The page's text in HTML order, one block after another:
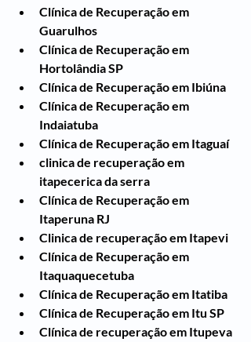
Clínica de Recuperação em
Guarulhos
Clínica de Recuperação em
Hortolândia SP
Clínica de Recuperação em Ibiúna
Clínica de Recuperação em
Indaiatuba
Clínica de Recuperação em Itaguaí
clinica de recuperação em
itapecerica da serra
Clínica de Recuperação em
Itaperuna RJ
Clinica de recuperação em Itapevi
Clínica de Recuperação em
Itaquaquecetuba
Clínica de Recuperação em Itatiba
Clínica de Recuperação em Itu SP
Clínica de recuperação em Itupeva